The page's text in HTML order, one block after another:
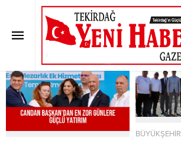
Etiket: Vatandaşımızın
Anasayfa » Etiket: Vatandaşımızın
BÜYÜKŞEHİR